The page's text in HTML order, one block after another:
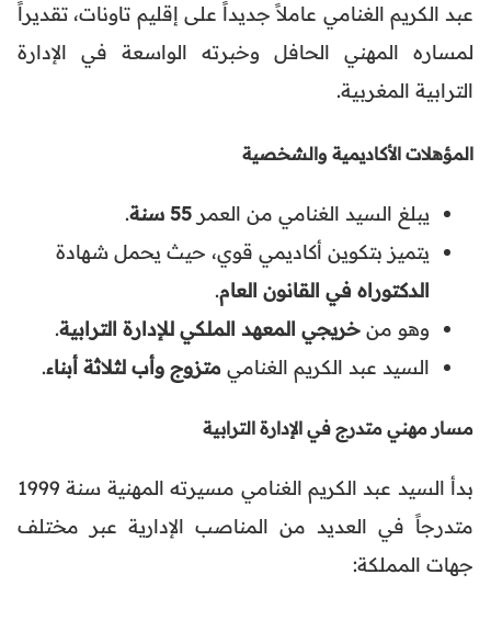
عبد الكريم الغنامي عاملاً جديداً على إقليم تاونات، تقديراً
لمساره المهني الحافل وخبرته الواسعة في الإدارة
الترابية المغربية.
المؤهلات الأكاديمية والشخصية
يبلغ السيد الغنامي من العمر 55 سنة
.
يتميز بتكوين أكاديمي قوي، حيث يحمل شهادة
الدكتوراه في القانون العام.
وهو من خريجي المعهد الملكي للإدارة الترابية.
السيد عبد الكريم الغنامي متزوج وأب لثلاثة أبناء.
مسار مهني متدرج في الإدارة الترابية
بدأ السيد عبد الكريم الغنامي مسيرته المهنية سنة 1999
متدرجاً في العديد من المناصب الإدارية عبر مختلف
جهات المملكة: